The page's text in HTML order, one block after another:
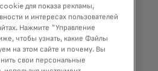
по
для показа рекламы,
и интересах пользователей
Нажмите "Управление
чтобы узнать, какие Файлы
на этом сайте и почему. Вы
свои персональные